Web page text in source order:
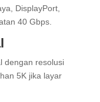
DisplayPort,
40 Gbps.
dengan resolusi
5K jika layar